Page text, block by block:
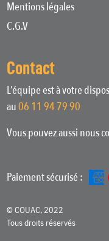
Mentions légales
C.G.V
Contact
L’équipe est à votre
au06 11 94 79 90
Vous pouvez aussi nous
Paiement sécurisé :
© COUAC, 2022
Tous droits réservés